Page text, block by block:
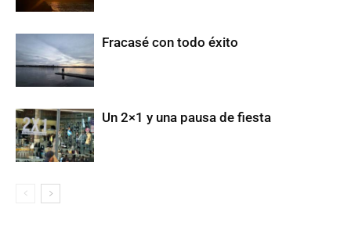
Fracasé con todo éxito
Un 2×1 y una pausa de fiesta